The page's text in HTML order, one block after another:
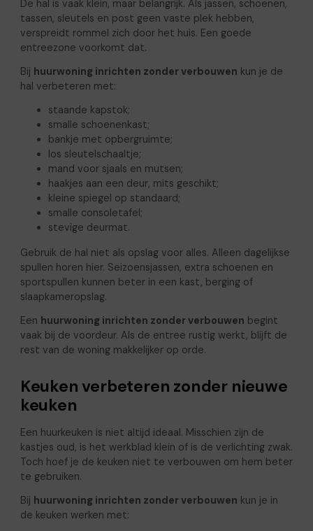
De hal is vaak klein, maar belangrijk. Als jassen, schoenen,
tassen, sleutels en post geen vaste plek hebben,
verspreidt rommel zich door het huis. Een goede
entreezone voorkomt dat.
Bij huurwoning inrichten zonder verbouwen kun je de
hal verbeteren met:
staande kapstok;
smalle schoenenkast;
bankje met opbergruimte;
los sleutelschaaltje;
mand voor sjaals en mutsen;
haakjes aan een deur, mits geschikt;
kleine spiegel op standaard;
smalle consoletafel;
stevige deurmat.
Gebruik de hal niet als opslag voor alles. Alleen dagelijkse
spullen horen hier. Seizoensjassen, extra schoenen en
sportspullen kunnen beter in een kast, berging of
slaapkameropslag.
Een huurwoning inrichten zonder verbouwen begint
vaak bij de voordeur. Als de entree rustig werkt, blijft de
rest van de woning makkelijker op orde.
Keuken verbeteren zonder nieuwe
keuken
Een huurkeuken is niet altijd ideaal. Misschien zijn de
kastjes oud, is het werkblad klein of is de verlichting zwak.
Toch hoef je de keuken niet te verbouwen om hem beter
te gebruiken.
Bij huurwoning inrichten zonder verbouwen kun je in
de keuken werken met: